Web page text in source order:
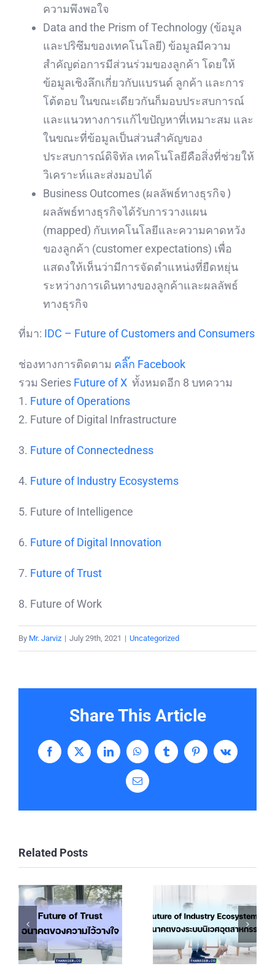
ความพึงพอใจ
Data and the Prism of Technology (ข้อมูล
และปริซึมของเทคโนโลยี) ข้อมูลมีความ
สำคัญต่อการมีส่วนร่วมของลูกค้า โดยให้
ข้อมูลเชิงลึกเกี่ยวกับแบรนด์ ลูกค้า และการ
โต้ตอบ ในขณะเดียวกันก็มอบประสบการณ์
และแนวทางการแก้ไขปัญหาที่เหมาะสม และ
ในขณะที่ข้อมูลเป็นส่วนสำคัญของ
ประสบการณ์ดิจิทัล เทคโนโลยีคือสิ่งที่ช่วยให้
วิเคราะห์และส่งมอบได้
Business Outcomes (ผลลัพธ์ทางธุรกิจ)
ผลลัพธ์ทางธุรกิจได้รับการวางแผน
(mapped) กับเทคโนโลยีและความคาดหวัง
ของลูกค้า (customer expectations) เพื่อ
แสดงให้เห็นว่ามีการจัดตำแหน่งที่ยืดหยุ่น
ระหว่างการเดินทางของลูกค้าและผลลัพธ์
ทางธุรกิจ
ที่มา: IDC – Future of Customers and Consumers
ช่องทางการติดตาม คลิ๊ก Facebook
รวม Series Future of X ทั้งหมดอีก 8 บทความ
1. Future of Operations
2. Future of Digital Infrastructure
3. Future of Connectedness
4. Future of Industry Ecosystems
5. Future of Intelligence
6. Future of Digital Innovation
7. Future of Trust
8. Future of Work
By Mr. Jarviz | July 29th, 2021 | Uncategorized
Share This Article
Facebook
X LinkedInWhatsAppTumblrPinterestVk
Email
Related Posts